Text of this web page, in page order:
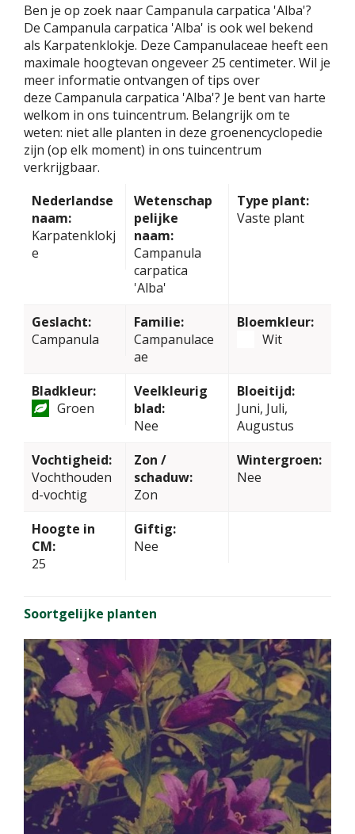
Ben je op zoek naar Campanula carpatica 'Alba'?
De Campanula carpatica 'Alba' is ook wel bekend
als Karpatenklokje. Deze Campanulaceae heeft een
maximale hoogtevan ongeveer 25 centimeter. Wil je
meer informatie ontvangen of tips over
deze Campanula carpatica 'Alba'? Je bent van harte
welkom in ons tuincentrum. Belangrijk om te
weten: niet alle planten in deze groenencyclopedie
zijn (op elk moment) in ons tuincentrum
verkrijgbaar.
Nederlandse
naam:
Karpatenklokj
e
Wetenschap
pelijke
naam:
Campanula
carpatica
'Alba'
Type plant:
Vaste plant
Geslacht:
Campanula
Familie:
Campanulace
ae
Bloemkleur:
Wit
Bladkleur:
Groen
Veelkleurig
blad:
Nee
Bloeitijd:
Juni, Juli,
Augustus
Vochtigheid:
Vochthouden
d-vochtig
Zon /
schaduw:
Zon
Wintergroen:
Nee
Hoogte in
CM:
25
Giftig:
Nee
Soortgelijke planten